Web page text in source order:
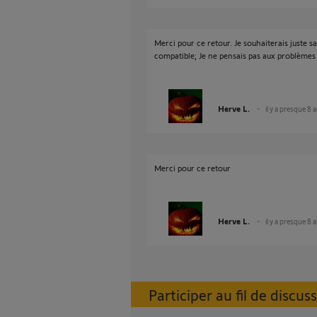
Merci pour ce retour. Je souhaiterais juste
compatible; Je ne pensais pas aux
Herve L. il y a presque 8
Merci pour ce retour
Herve L. il y a presque 8
Participer au fil de